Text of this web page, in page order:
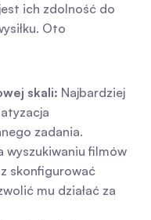
ich zdolność do
Oto
skali: Najbardziej
zadania.
wyszukiwaniu filmów
skonfigurować
mu działać za